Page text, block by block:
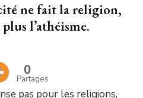
ne fait la religion,
l’athéisme.
0
Partages
pas pour les religions,